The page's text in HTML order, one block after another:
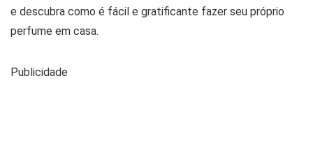
e descubra como é fácil e gratificante fazer seu próprio
perfume em casa.
Publicidade